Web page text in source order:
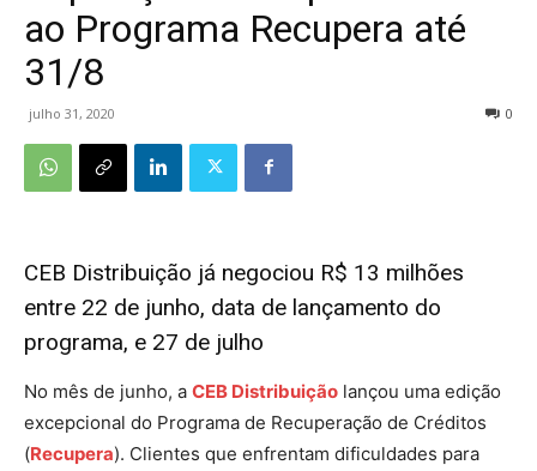
ao Programa Recupera até
31/8
julho 31, 2020 0
CEB Distribuição já negociou R$ 13 milhões
entre 22 de junho, data de lançamento do
programa, e 27 de julho
No mês de junho, a CEB Distribuição lançou uma edição
excepcional do Programa de Recuperação de Créditos
(Recupera). Clientes que enfrentam dificuldades para